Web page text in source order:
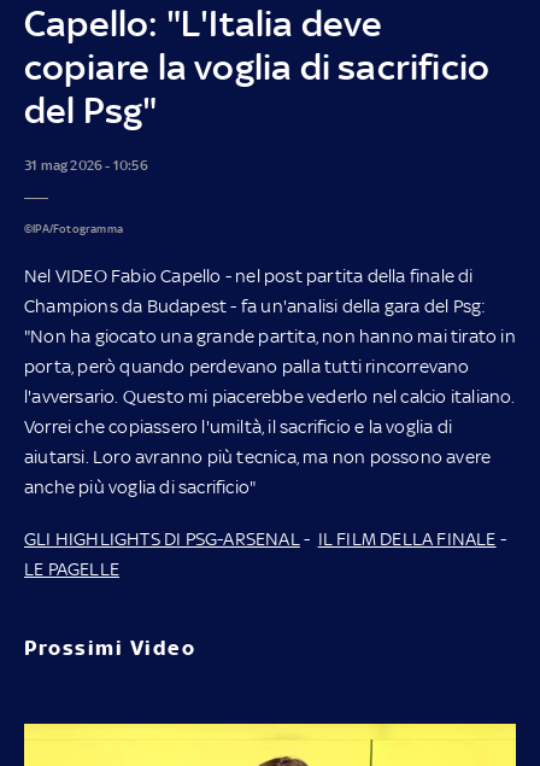
Capello: "L'Italia deve
copiare la voglia di sacrificio
del Psg"
31 mag 2026 - 10:56
©IPA/Fotogramma
Nel VIDEO Fabio Capello - nel post partita della finale di
Champions da Budapest - fa un'analisi della gara del Psg:
"Non ha giocato una grande partita, non hanno mai tirato in
porta, però quando perdevano palla tutti rincorrevano
l'avversario. Questo mi piacerebbe vederlo nel calcio italiano.
Vorrei che copiassero l'umiltà, il sacrificio e la voglia di
aiutarsi. Loro avranno più tecnica, ma non possono avere
anche più voglia di sacrificio"
GLI HIGHLIGHTS DI PSG-ARSENAL - IL FILM DELLA FINALE -
LE PAGELLE
Prossimi Video